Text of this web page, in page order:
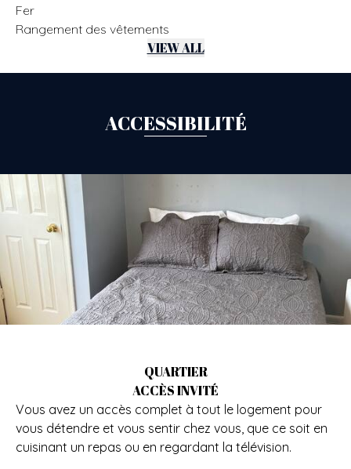
Fer
Rangement des vêtements
VIEW ALL
ACCESSIBILITÉ
QUARTIER
ACCÈS INVITÉ
Vous avez un accès complet à tout le logement pour
vous détendre et vous sentir chez vous, que ce soit en
cuisinant un repas ou en regardant la télévision.